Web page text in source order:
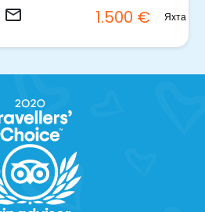
email 1.500 € Яхта